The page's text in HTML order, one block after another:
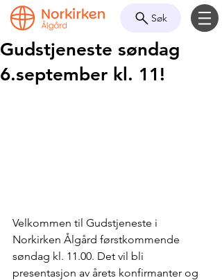
Søk
Gudstjeneste søndag
6.september kl. 11!
Velkommen til Gudstjeneste i
Norkirken Ålgård førstkommende
søndag kl. 11.00. Det vil bli
presentasjon av årets konfirmanter og